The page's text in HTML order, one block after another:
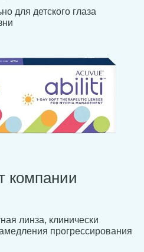
для детского глаза
компании
линза, клинически
прогрессирования